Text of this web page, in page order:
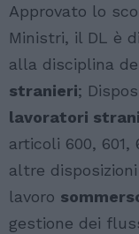
Approvato lo
Ministri, il DL è
alla disciplina
stranieri;
lavoratori
articoli 600,
altre
lavoro
gestione dei